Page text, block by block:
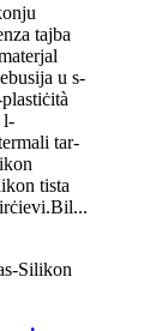
tajba
u s-
l-
tar-
tista